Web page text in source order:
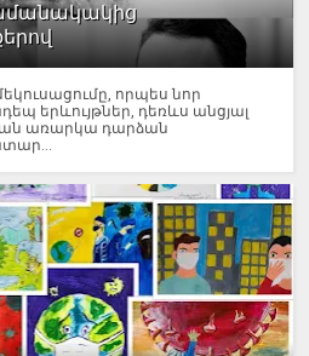
որպես նոր
երևույթներ, դեռևս անցյալ
առարկա դարձան